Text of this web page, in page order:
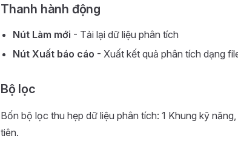
Thanh hành động
Nút Làm mới - Tải lại dữ liệu phân tích
Nút Xuất báo cáo - Xuất kết quả phân tích dạng
Bộ lọc
Bốn bộ lọc thu hẹp dữ liệu phân tích: 1 Khung kỹ
tiên.